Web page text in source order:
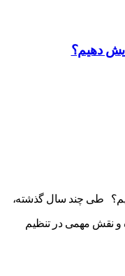
دهیم؟
طی چند سال گذشته،
نقش مهمی در تنظیم